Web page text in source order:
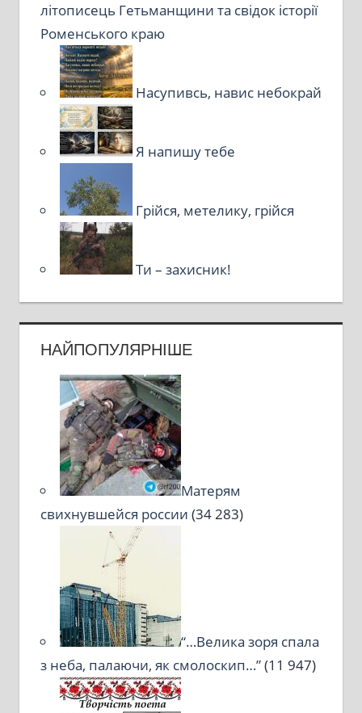
літописець Гетьманщини та свідок історії
Роменського краю
Насупивсь, навис небокрай
Я напишу тебе
Грійся, метелику, грійся
Ти – захисник!
НАЙПОПУЛЯРНІШЕ
Матерям
свихнувшейся россии (34 283)
“…Велика зоря спала
з неба, палаючи, як смолоскип…”(11 947)